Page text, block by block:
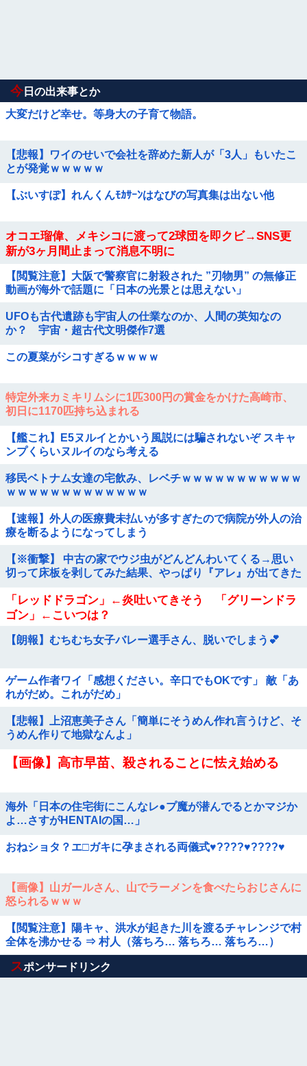
今 日の出来事とか
大変だけど幸せ。等身大の子育て物語。
【悲報】ワイのせいで会社を辞めた新人が「3人」もいたこ
とが発覚ｗｗｗｗｗ
【ぶいすぽ】れんくんﾓｶｻｰﾝはなびの写真集は出ない他
オコエ瑠偉、メキシコに渡って2球団を即クビ→SNS更
新が3ヶ月間止まって消息不明に
【閲覧注意】大阪で警察官に射殺された ”刃物男” の無修正
動画が海外で話題に「日本の光景とは思えない」
UFOも古代遺跡も宇宙人の仕業なのか、人間の英知なの
か？ 宇宙・超古代文明傑作7選
この夏菜がシコすぎるｗｗｗｗ
特定外来カミキリムシに1匹300円の賞金をかけた高崎市、
初日に1170匹持ち込まれる
【艦これ】E5ヌルイとかいう風説には騙されないぞ スキャ
ンプくらいヌルイのなら考える
移民ベトナム女達の宅飲み、レベチｗｗｗｗｗｗｗｗｗｗｗ
ｗｗｗｗｗｗｗｗｗｗｗｗｗ
【速報】外人の医療費未払いが多すぎたので病院が外人の治
療を断るようになってしまう
【※衝撃】 中古の家でウジ虫がどんどんわいてくる→思い
切って床板を剥してみた結果、やっぱり『アレ』が出てきた
「レッドドラゴン」←炎吐いてきそう 「グリーンドラ
ゴン」←こいつは？
【朗報】むちむち女子バレー選手さん、脱いでしまう💕
ゲーム作者ワイ「感想ください。辛口でもOKです」 敵「あ
れがだめ。これがだめ」
【悲報】上沼恵美子さん「簡単にそうめん作れ言うけど、そ
うめん作りて地獄なんよ」
【画像】高市早苗、殺されることに怯え始める
海外「日本の住宅街にこんなレ●プ魔が潜んでるとかマジか
よ…さすがHENTAIの国…」
おねショタ？エ□ガキに孕まされる両儀式♥️????♥️????♥️
【画像】山ガールさん、山でラーメンを食べたらおじさんに
怒られるｗｗｗ
【閲覧注意】陽キャ、洪水が起きた川を渡るチャレンジで村
全体を沸かせる ⇒ 村人（落ちろ… 落ちろ… 落ちろ…）
Powered by livedoor 相互RSS
スポンサードリンク